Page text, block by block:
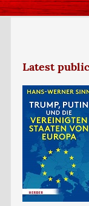
Latest